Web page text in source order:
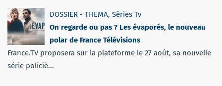
DOSSIER - THEMA, Séries Tv
On regarde ou pas ? Les évaporés, le nouveau
polar de France Télévisions
France.TV proposera sur la plateforme le 27 août, sa nouvelle
série policiè...